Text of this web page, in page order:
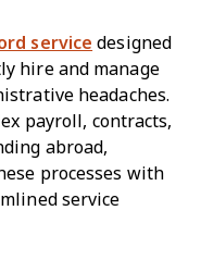
service designed
hire and manage
headaches.
payroll, contracts,
abroad,
processes with
service